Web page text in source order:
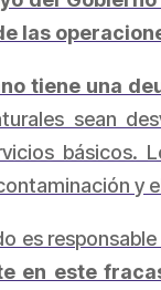
las
tiene una
sean
básicos.
y
es
en este